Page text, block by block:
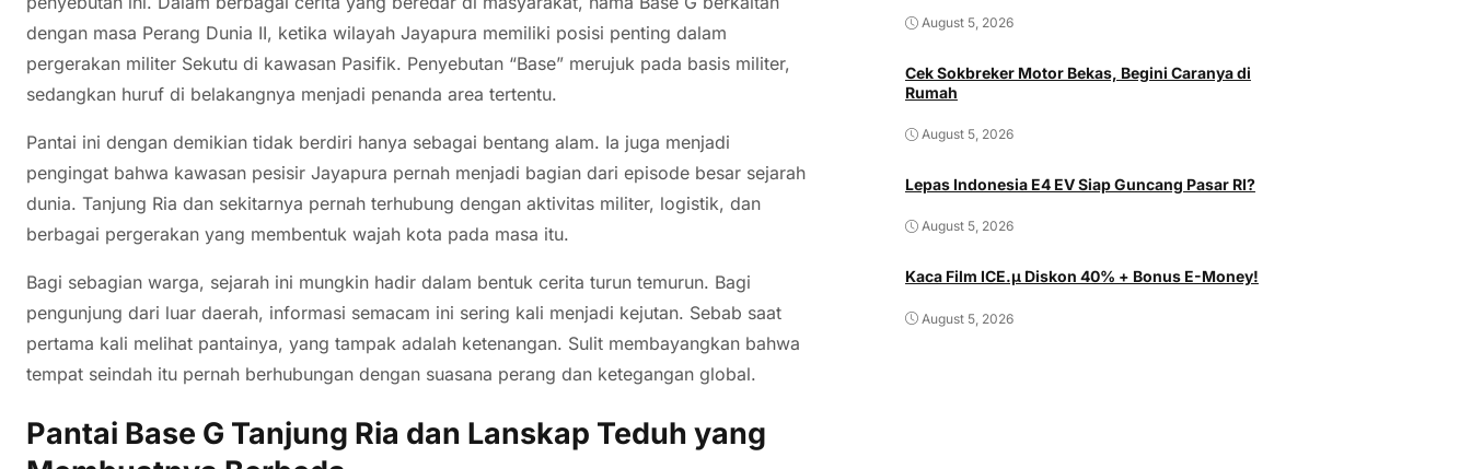
dengan masa Perang Dunia II, ketika wilayah Jayapura memiliki posisi penting dalam
pergerakan militer Sekutu di kawasan Pasifik. Penyebutan “Base” merujuk pada basis militer,
sedangkan huruf di belakangnya menjadi penanda area tertentu.
Pantai ini dengan demikian tidak berdiri hanya sebagai bentang alam. Ia juga menjadi
pengingat bahwa kawasan pesisir Jayapura pernah menjadi bagian dari episode besar sejarah
dunia. Tanjung Ria dan sekitarnya pernah terhubung dengan aktivitas militer, logistik, dan
berbagai pergerakan yang membentuk wajah kota pada masa itu.
Bagi sebagian warga, sejarah ini mungkin hadir dalam bentuk cerita turun temurun. Bagi
pengunjung dari luar daerah, informasi semacam ini sering kali menjadi kejutan. Sebab saat
pertama kali melihat pantainya, yang tampak adalah ketenangan. Sulit membayangkan bahwa
tempat seindah itu pernah berhubungan dengan suasana perang dan ketegangan global.
Pantai Base G Tanjung Ria dan Lanskap Teduh yang
August 5, 2026
Cek Sokbreker Motor Bekas, Begini Caranya di
Rumah
August 5, 2026
Lepas Indonesia E4 EV Siap Guncang Pasar RI?
August 5, 2026
Kaca Film ICE.µ Diskon 40% + Bonus E-Money!
August 5, 2026